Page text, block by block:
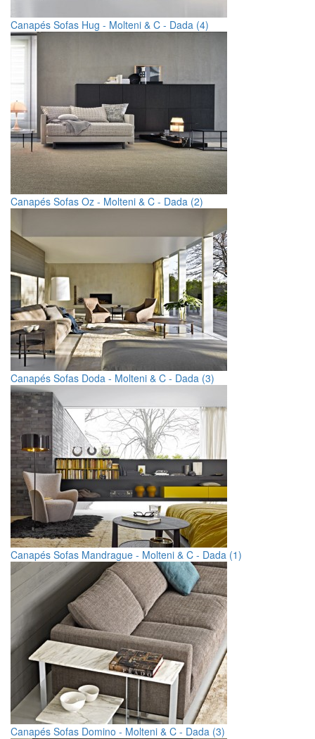
Canapés Sofas Hug - Molteni & C - Dada (4)
Canapés Sofas Oz - Molteni & C - Dada (2)
Canapés Sofas Doda - Molteni & C - Dada (3)
Canapés Sofas Mandrague - Molteni & C - Dada (1)
Canapés Sofas Domino - Molteni & C - Dada (3)